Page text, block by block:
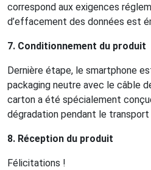
correspond aux exigences
d’effacement des données est
7. Conditionnement du produit
Dernière étape, le smartphone
packaging neutre avec le câble
carton a été spécialement
dégradation pendant le transport
8. Réception du produit
Félicitations !